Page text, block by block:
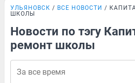
УЛЬЯНОВСК ВСЕ НОВОСТИ
ШКОЛЫ
Новости по тэгу
ремонт школы